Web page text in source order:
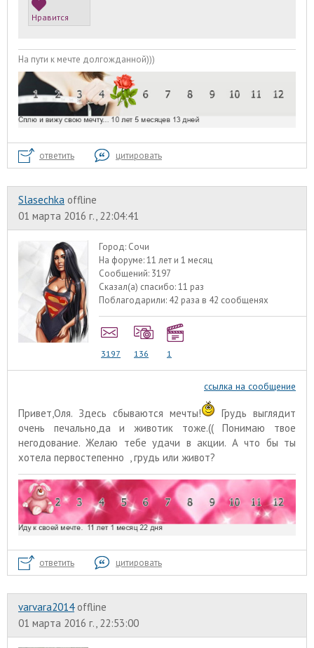
Нравится
На пути к мечте долгожданной)))
ответить цитировать
Slasechka offline
01 марта 2016 г., 22:04:41
Город: Сочи
На форуме:11 лет и 1 месяц
Сообщений: 3197
Сказал(а) спасибо:11 раз
Поблагодарили: 42 раза в 42 сообщенях
3197 136 1
ссылка на сообщение
Привет,Оля. Здесь сбываются мечты!
Грудь выглядит
очень печально,да и животик тоже.(( Понимаю твое
негодование. Желаю тебе удачи в акции. А что бы ты
хотела первостепенно , грудь или живот?
ответить цитировать
varvara2014 offline
01 марта 2016 г., 22:53:00